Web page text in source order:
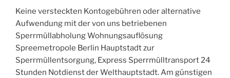
Keine versteckten Kontogebühren oder alternative
Aufwendung mit der von uns betriebenen
Sperrmüllabholung Wohnungsauflösung
Spreemetropole Berlin Hauptstadt zur
Sperrmüllentsorgung, Express Sperrmülltransport 24
Stunden Notdienst der Welthauptstadt. Am günstigen